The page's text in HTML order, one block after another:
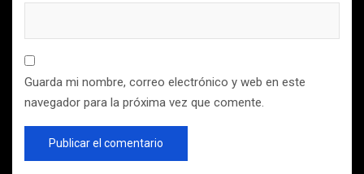
Guarda mi nombre, correo electrónico y web en este
navegador para la próxima vez que comente.